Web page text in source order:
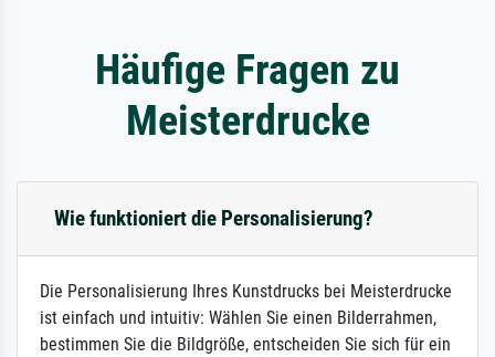
Häufige Fragen zu
Meisterdrucke
Wie funktioniert die Personalisierung?
Die Personalisierung Ihres Kunstdrucks bei Meisterdrucke
ist einfach und intuitiv: Wählen Sie einen Bilderrahmen,
bestimmen Sie die Bildgröße, entscheiden Sie sich für ein